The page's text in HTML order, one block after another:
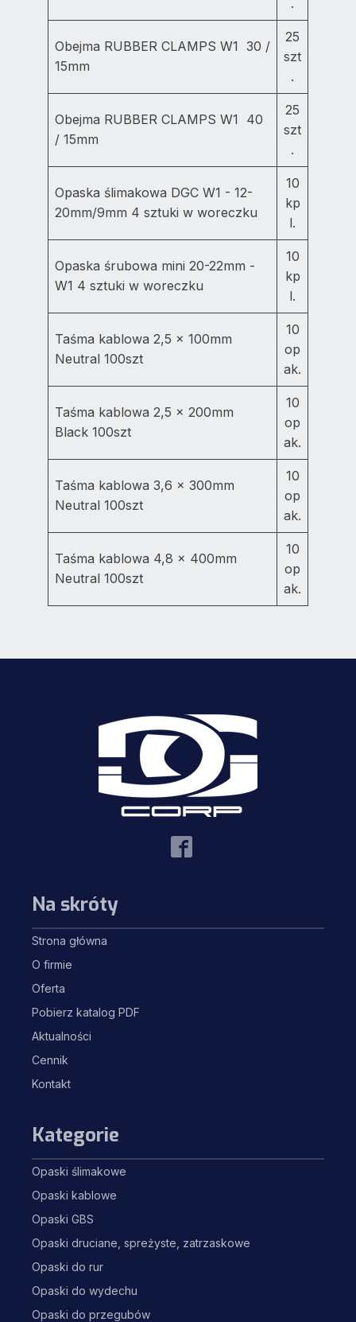
.
Obejma RUBBER CLAMPS W1 30 /
15mm
25
szt
.
Obejma RUBBER CLAMPS W1 40
/ 15mm
25
szt
.
Opaska ślimakowa DGC W1 - 12-
20mm/9mm 4 sztuki w woreczku
10
kp
l.
Opaska śrubowa mini 20-22mm -
W1 4 sztuki w woreczku
10
kp
l.
Taśma kablowa 2,5 x 100mm
Neutral 100szt
10
op
ak.
Taśma kablowa 2,5 x 200mm
Black 100szt
10
op
ak.
Taśma kablowa 3,6 x 300mm
Neutral 100szt
10
op
ak.
Taśma kablowa 4,8 x 400mm
Neutral 100szt
10
op
ak.
Na skróty
Strona główna
O firmie
Oferta
Pobierz katalog PDF
Aktualności
Cennik
Kontakt
Kategorie
Opaski ślimakowe
Opaski kablowe
Opaski GBS
Opaski druciane, spreżyste, zatrzaskowe
Opaski do rur
Opaski do wydechu
Opaski do przegubów